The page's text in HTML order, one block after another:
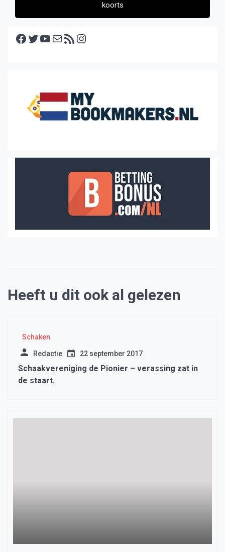
koorts
Facebook Twitter YouTube E-mail RSS feed
Heeft u dit ook al gelezen
Schaken
Redactie 22 september 2017
Schaakvereniging de Pionier – verassing zat in
de staart.